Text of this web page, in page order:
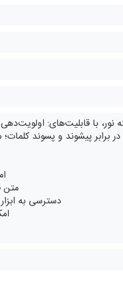
برابر پیشوند و پسوند
*
* دسترسی به
*